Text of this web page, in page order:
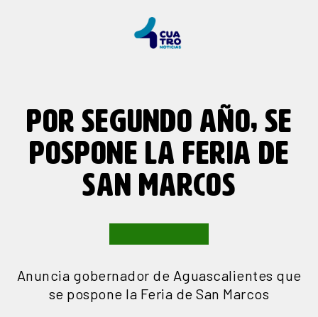
POR SEGUNDO AÑO, SE
POSPONE LA FERIA DE
SAN MARCOS
Anuncia gobernador de Aguascalientes que
se pospone la Feria de San Marcos